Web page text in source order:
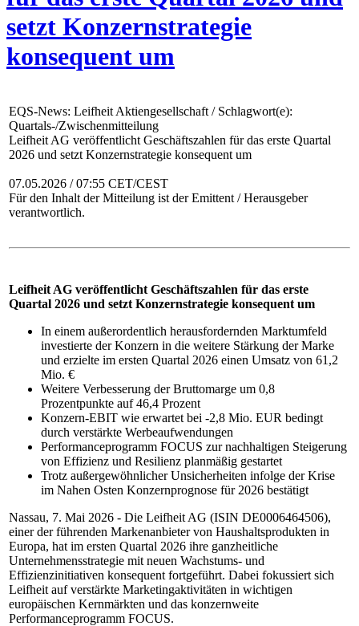
setzt Konzernstrategie
konsequent um
EQS-News: Leifheit Aktiengesellschaft / Schlagwort(e):
Quartals-/Zwischenmitteilung
Leifheit AG veröffentlicht Geschäftszahlen für das erste Quartal
2026 und setzt Konzernstrategie konsequent um
07.05.2026 / 07:55 CET/CEST
Für den Inhalt der Mitteilung ist der Emittent / Herausgeber
verantwortlich.
Leifheit AG veröffentlicht Geschäftszahlen für das erste
Quartal 2026 und setzt Konzernstrategie konsequent um
In einem außerordentlich herausfordernden Marktumfeld
investierte der Konzern in die weitere Stärkung der Marke
und erzielte im ersten Quartal 2026 einen Umsatz von 61,2
Mio. €
Weitere Verbesserung der Bruttomarge um 0,8
Prozentpunkte auf 46,4 Prozent
Konzern-EBIT wie erwartet bei -2,8 Mio. EUR bedingt
durch verstärkte Werbeaufwendungen
Performanceprogramm FOCUS zur nachhaltigen Steigerung
von Effizienz und Resilienz planmäßig gestartet
Trotz außergewöhnlicher Unsicherheiten infolge der Krise
im Nahen Osten Konzernprognose für 2026 bestätigt
Nassau, 7. Mai 2026 - Die Leifheit AG (ISIN DE0006464506),
einer der führenden Markenanbieter von Haushaltsprodukten in
Europa, hat im ersten Quartal 2026 ihre ganzheitliche
Unternehmensstrategie mit neuen Wachstums- und
Effizienzinitiativen konsequent fortgeführt. Dabei fokussiert sich
Leifheit auf verstärkte Marketingaktivitäten in wichtigen
europäischen Kernmärkten und das konzernweite
Performanceprogramm FOCUS.